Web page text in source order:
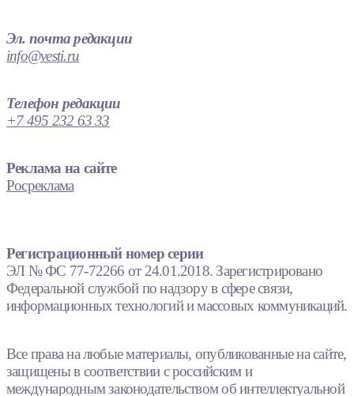
Эл. почта редакции
info@vesti.ru
Телефон редакции
+7 495 232 63 33
Реклама на сайте
Росреклама
Регистрационный номер серии
ЭЛ № ФС 77-72266 от 24.01.2018. Зарегистрировано
Федеральной службой по надзору в сфере связи,
информационных технологий и массовых коммуникаций.
Все права на любые материалы, опубликованные на сайте,
защищены в соответствии с российским и
международным законодательством об интеллектуальной